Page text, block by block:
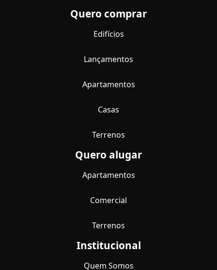
Quero comprar
Edifícios
Lançamentos
Apartamentos
Casas
Terrenos
Quero alugar
Apartamentos
Comercial
Terrenos
Institucional
Quem Somos